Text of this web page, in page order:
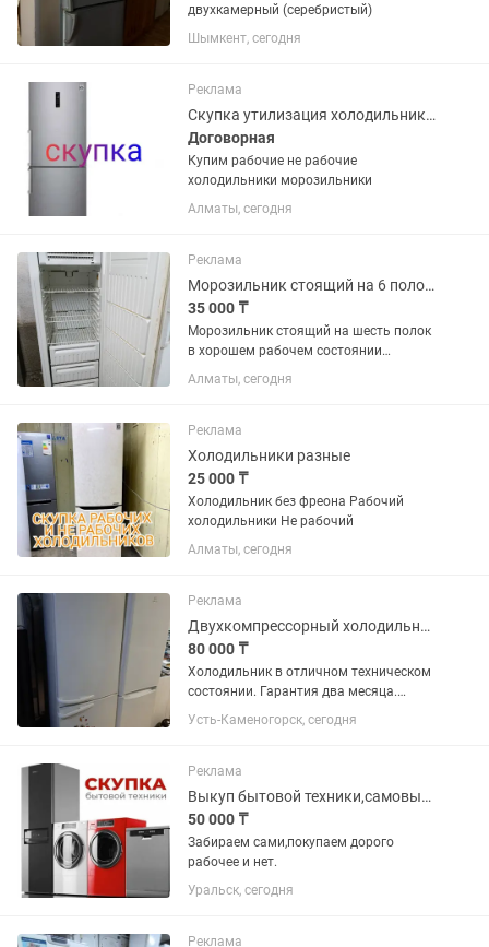
двухкамерный (серебристый)
Шымкент, сегодня
Реклама
Скупка утилизация холодильников
Договорная
Купим рабочие не рабочие
холодильники морозильники
Алматы, сегодня
Реклама
Морозильник стоящий на 6 полок в алматы
35 000 ₸
Морозильник стоящий на шесть полок
в хорошем рабочем состоянии
морозит отлично подойдет для
заморозки для всех продуктов рн
нерабочую с вашей доплатой
Алматы, сегодня
Реклама
Холодильники разные
25 000 ₸
Холодильник без фреона Рабочий
холодильники Не рабочий
Алматы, сегодня
Реклама
Двухкомпрессорный холодильник Атлант . Гарантия. Доставка.
80 000 ₸
Холодильник в отличном техническом
состоянии. Гарантия два месяца.
Доставка до подъезда бесплатно.
Усть-Каменогорск, сегодня
Реклама
Выкуп бытовой техники,самовывоз.
50 000 ₸
Забираем сами,покупаем дорого
рабочее и нет.
Уральск, сегодня
Реклама